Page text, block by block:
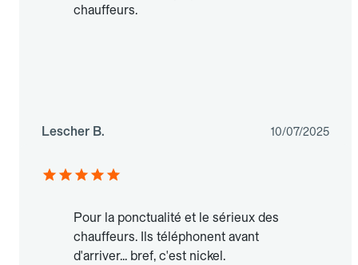
chauffeurs.
Lescher B. 10/07/2025
Pour la ponctualité et le sérieux des
chauffeurs. Ils téléphonent avant
d'arriver... bref, c'est nickel.